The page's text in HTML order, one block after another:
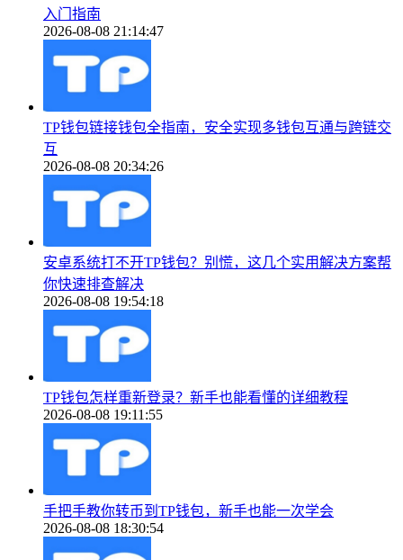
入门指南
2026-08-08 21:14:47
TP钱包链接钱包全指南，安全实现多钱包互通与跨链交
互
2026-08-08 20:34:26
安卓系统打不开TP钱包？别慌，这几个实用解决方案帮
你快速排查解决
2026-08-08 19:54:18
TP钱包怎样重新登录？新手也能看懂的详细教程
2026-08-08 19:11:55
手把手教你转币到TP钱包，新手也能一次学会
2026-08-08 18:30:54